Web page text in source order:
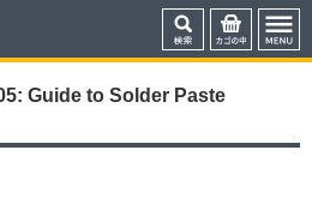
Guide to Solder Paste